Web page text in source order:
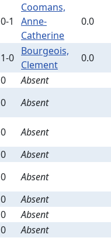
0-1
Coomans,
Anne-
Catherine
0.0
1-0
Bourgeois,
Clement
0.0
0
Absent
0
Absent
0
Absent
0
Absent
0
Absent
0
Absent
0
Absent
0
Absent